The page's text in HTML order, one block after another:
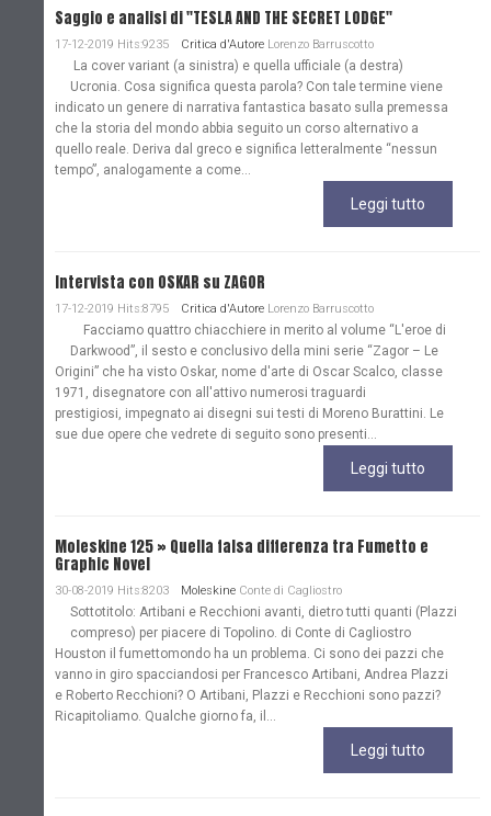
Saggio e analisi di "TESLA AND THE SECRET LODGE"
17-12-2019 Hits:9235 Critica d'Autore Lorenzo Barruscotto
La cover variant (a sinistra) e quella ufficiale (a destra)
Ucronia. Cosa significa questa parola? Con tale termine viene
indicato un genere di narrativa fantastica basato sulla premessa
che la storia del mondo abbia seguito un corso alternativo a
quello reale. Deriva dal greco e significa letteralmente “nessun
tempo”, analogamente a come...
Leggi tutto
Intervista con OSKAR su ZAGOR
17-12-2019 Hits:8795 Critica d'Autore Lorenzo Barruscotto
Facciamo quattro chiacchiere in merito al volume “L'eroe di
Darkwood”, il sesto e conclusivo della mini serie “Zagor – Le
Origini” che ha visto Oskar, nome d'arte di Oscar Scalco, classe
1971, disegnatore con all'attivo numerosi traguardi
prestigiosi, impegnato ai disegni sui testi di Moreno Burattini. Le
sue due opere che vedrete di seguito sono presenti...
Leggi tutto
Moleskine 125 » Quella falsa differenza tra Fumetto e
Graphic Novel
30-08-2019 Hits:8203 Moleskine Conte di Cagliostro
Sottotitolo: Artibani e Recchioni avanti, dietro tutti quanti (Plazzi
compreso) per piacere di Topolino. di Conte di Cagliostro
Houston il fumettomondo ha un problema. Ci sono dei pazzi che
vanno in giro spacciandosi per Francesco Artibani, Andrea Plazzi
e Roberto Recchioni? O Artibani, Plazzi e Recchioni sono pazzi?
Ricapitoliamo. Qualche giorno fa, il...
Leggi tutto